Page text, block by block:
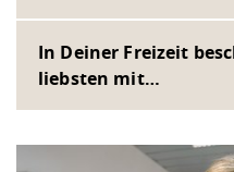
In Deiner Freizeit
liebsten mit…